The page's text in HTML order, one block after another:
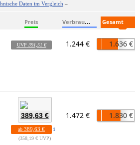
Daten im Vergleich –
Preis V
erbrauchsmaterialien
UVP 391,51 € 1.244 € 1.636 €
389,63 €
ab 389,63 €
1
358,19 € UVP
1.472 € 1.830 €